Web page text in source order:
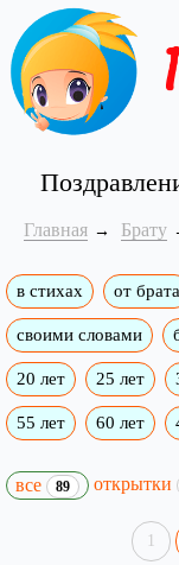
Главная Брату
в стихах от брата
своими словами
20 лет 25 лет
55 лет 60 лет
все 89 открытки
1